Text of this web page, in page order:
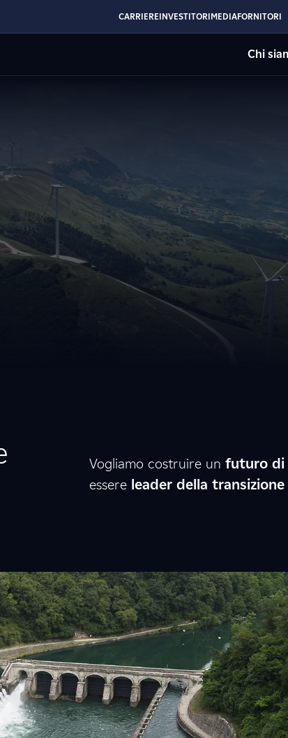
CARRIEREINVESTITORIMEDIAFORNITORI
Chi
Vogliamo costruire un futuro di
essere leader della